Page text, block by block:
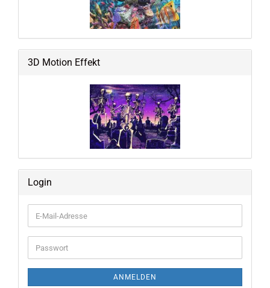
3D Motion Effekt
Login
E-
Mail-
Adresse
Passwort
ANMELDEN